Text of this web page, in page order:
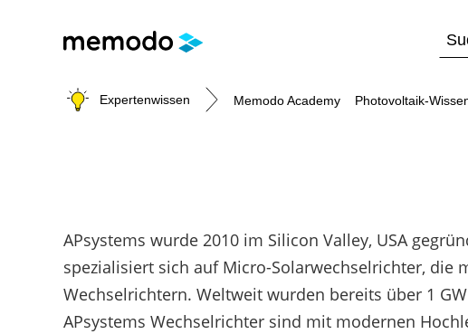
Expertenwissen Memodo Academy Photovoltaik-
Themenbereiche
Module
Heimspeicher
Vergleiche
Themenbereiche
Brauchwasser-Wärmepumpen
Heizstäbe
Themenbereiche
Ladestationen
Unterstützung für deinen Installateursalltag
Memodo-Vergleiche & Freigabelisten
Erfassungsbögen
APsystems wurde 2010 im Silicon Valley, USA
spezialisiert sich auf Micro-Solarwechselrichter, die
Wechselrichtern. Weltweit wurden bereits über 1
APsystems Wechselrichter sind mit modernen